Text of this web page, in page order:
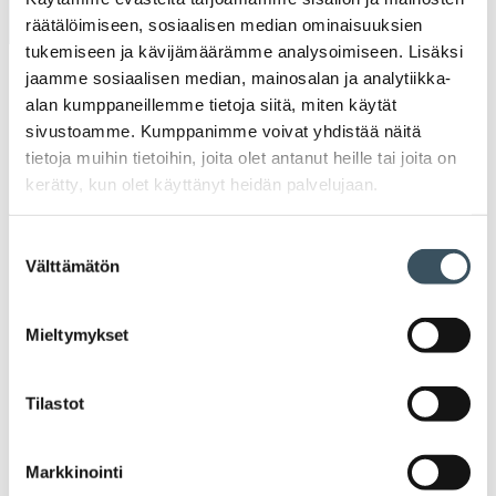
räätälöimiseen, sosiaalisen median ominaisuuksien
tukemiseen ja kävijämäärämme analysoimiseen. Lisäksi
jaamme sosiaalisen median, mainosalan ja analytiikka-
alan kumppaneillemme tietoja siitä, miten käytät
sivustoamme. Kumppanimme voivat yhdistää näitä
tietoja muihin tietoihin, joita olet antanut heille tai joita on
kerätty, kun olet käyttänyt heidän palvelujaan.
valinta
Välttämätön
Mieltymykset
Tilastot
Markkinointi
Uutiset
Tiedotteet
Blogit
Neuvottelumaailma
Häiriötilanteisiin varautuminen
Kannattavakauppa.fi
Tarinoita kaupan alalta